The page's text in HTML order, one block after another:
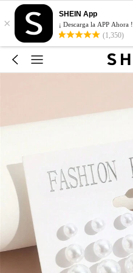
×
SHEIN App
¡ Descarga la APP Ahora !
(1,350)